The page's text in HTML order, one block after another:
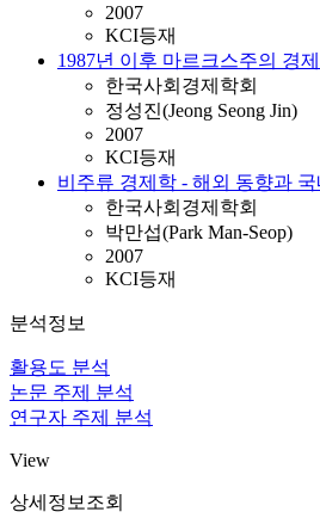
2007
KCI등재
1987년 이후 마르크스주의 경
한국사회경제학회
정성진(Jeong Seong Jin)
2007
KCI등재
비주류 경제학 - 해외 동향과
한국사회경제학회
박만섭(Park Man-Seop)
2007
KCI등재
분석정보
활용도 분석
논문 주제 분석
연구자 주제 분석
View
상세정보조회